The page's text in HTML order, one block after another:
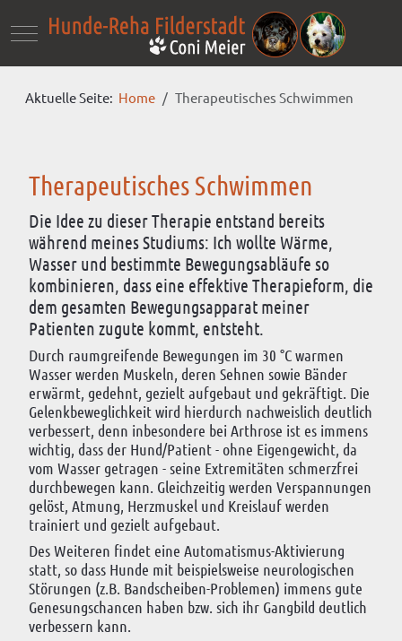
Mobile Menu Toggle
Aktuelle Seite: Home Therapeutisches Schwimmen
Therapeutisches Schwimmen
Die Idee zu dieser Therapie entstand bereits
während meines Studiums: Ich wollte Wärme,
Wasser und bestimmte Bewegungsabläufe so
kombinieren, dass eine effektive Therapieform, die
dem gesamten Bewegungsapparat meiner
Patienten zugute kommt, entsteht.
Durch raumgreifende Bewegungen im 30 °C warmen
Wasser werden Muskeln, deren Sehnen sowie Bänder
erwärmt, gedehnt, gezielt aufgebaut und gekräftigt. Die
Gelenkbeweglichkeit wird hierdurch nachweislich deutlich
verbessert, denn inbesondere bei Arthrose ist es immens
wichtig, dass der Hund/Patient - ohne Eigengewicht, da
vom Wasser getragen - seine Extremitäten schmerzfrei
durchbewegen kann. Gleichzeitig werden Verspannungen
gelöst, Atmung, Herzmuskel und Kreislauf werden
trainiert und gezielt aufgebaut.
Des Weiteren findet eine Automatismus-Aktivierung
statt, so dass Hunde mit beispielsweise neurologischen
Störungen (z.B. Bandscheiben-Problemen) immens gute
Genesungschancen haben bzw. sich ihr Gangbild deutlich
verbessern kann.